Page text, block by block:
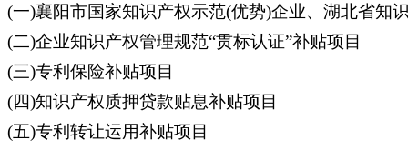
(一)襄阳市国家知识产权示范(优势)企业、湖北省知
(二)企业知识产权管理规范“贯标认证”补贴项目
(三)专利保险补贴项目
(四)知识产权质押贷款贴息补贴项目
(五)专利转让运用补贴项目